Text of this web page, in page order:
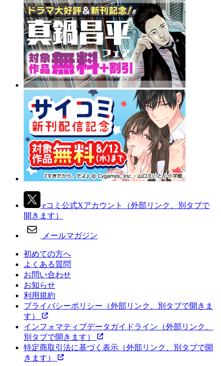
eコミ公式Xアカウント
（外部リンク、別タブで
開きます）
メールマガジン
初めての方へ
よくある質問
お問い合わせ
お知らせ
利用規約
プライバシーポリシー （外部リンク、別タブで開きま
す）
インフォマティブデータガイドライン （外部リンク、
別タブで開きます）
特定商取引法に基づく表示 （外部リンク、別タブで開
きます）